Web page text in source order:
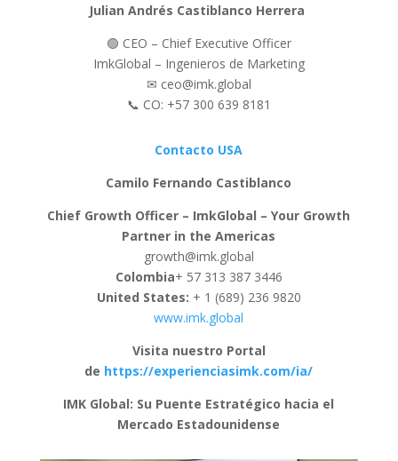
Julian Andrés Castiblanco Herrera
🟢 CEO – Chief Executive Officer
ImkGlobal – Ingenieros de Marketing
✉ ceo@imk.global
📞 CO: +57 300 639 8181
Contacto USA
Camilo Fernando Castiblanco
Chief Growth Officer – ImkGlobal – Your Growth
Partner in the Americas
growth@imk.global
Colombia+ 57 313 387 3446
United States: + 1 (689) 236 9820
www.imk.global
Visita nuestro Portal
de https://experienciasimk.com/ia/
IMK Global: Su Puente Estratégico hacia el
Mercado Estadounidense